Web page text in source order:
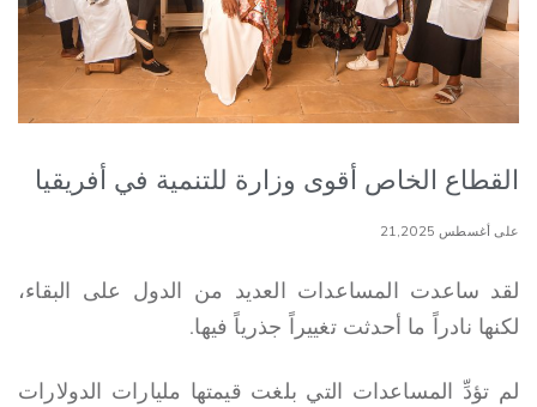
القطاع الخاص أقوى وزارة للتنمية في أفريقيا
على أغسطس 21,2025
لقد ساعدت المساعدات العديد من الدول على البقاء،
لكنها نادراً ما أحدثت تغييراً جذرياً فيها.
لم تؤدِّ المساعدات التي بلغت قيمتها مليارات الدولارات